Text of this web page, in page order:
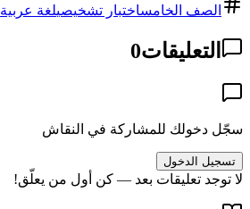
الصف الخامساختبار تشخيصيلغة عربية
التعليقات0
سجّل دخولك للمشاركة في النقاش
تسجيل الدخول
لا توجد تعليقات بعد — كن أول من يعلّق!